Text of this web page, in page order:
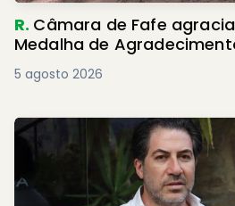
R. Câmara de Fafe agraciada
Medalha de
5 agosto 2026